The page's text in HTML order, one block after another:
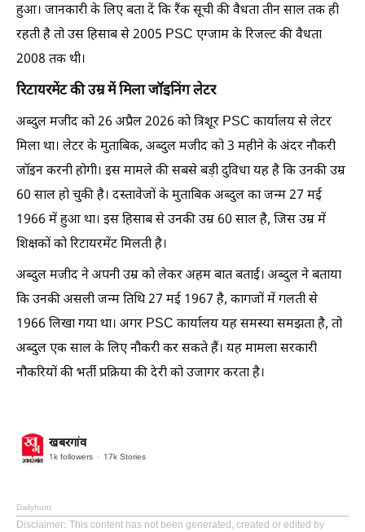
हुआ। जानकारी के लिए बता दें कि रैंक सूची की वैधता तीन साल तक ही
रहती है तो उस हिसाब से 2005 PSC एग्जाम के रिजल्ट की वैधता
2008 तक थी।
रिटायरमेंट की उम्र में मिला जॉइनिंग लेटर
अब्दुल मजीद को 26 अप्रैल 2026 को त्रिशूर PSC कार्यालय से लेटर
मिला था। लेटर के मुताबिक, अब्दुल मजीद को 3 महीने के अंदर नौकरी
जॉइन करनी होगी। इस मामले की सबसे बड़ी दुविधा यह है कि उनकी उम्र
60 साल हो चुकी है। दस्तावेजों के मुताबिक अब्दुल का जन्म 27 मई
1966 में हुआ था। इस हिसाब से उनकी उम्र 60 साल है, जिस उम्र में
शिक्षकों को रिटायरमेंट मिलती है।
अब्दुल मजीद ने अपनी उम्र को लेकर अहम बात बताई। अब्दुल ने बताया
कि उनकी असली जन्म तिथि 27 मई 1967 है, कागजों में गलती से
1966 लिखा गया था। अगर PSC कार्यालय यह समस्या समझता है, तो
अब्दुल एक साल के लिए नौकरी कर सकते हैं। यह मामला सरकारी
नौकरियों की भर्ती प्रक्रिया की देरी को उजागर करता है।
खबरगांव
1k followers 17k Stories
Dailyhunt
Disclaimer: This content has not been generated, created or edited by